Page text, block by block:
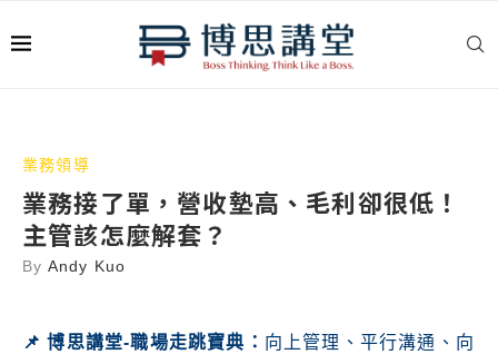
業務領導
業務接了單，營收墊高、毛利卻很低！
主管該怎麼解套？
By Andy Kuo
📌博思講堂-職場走跳寶典 ： 向上管理、平行溝通、向